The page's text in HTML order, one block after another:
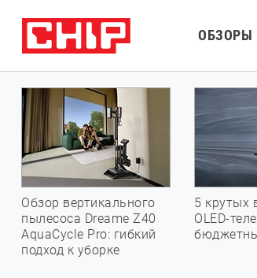
ОБЗОРЫ
Обзор вертикального
пылесоса Dreame Z40
AquaCycle Pro: гибкий
подход к уборке
5 крутых
OLED-